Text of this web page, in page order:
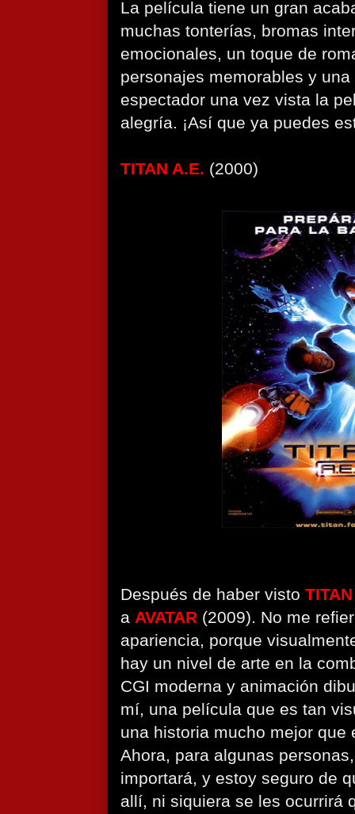
La película tiene un gran
muchas tonterías, bromas
emocionales, un toque de
personajes memorables y
espectador una vez vista la
alegría. ¡Así que ya puedes
TITAN A.E. (2000)
Después de haber visto
a AVATAR (2009). No me
apariencia, porque
hay un nivel de arte en la
CGI moderna y animación
mí, una película que es tan
una historia mucho mejor
Ahora, para algunas
importará, y estoy seguro de
allí, ni siquiera se les ocurrirá